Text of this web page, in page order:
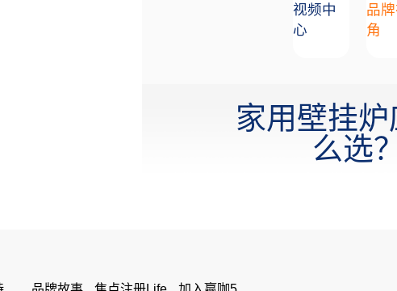
视频中
心
品
角
家用壁挂
么选？